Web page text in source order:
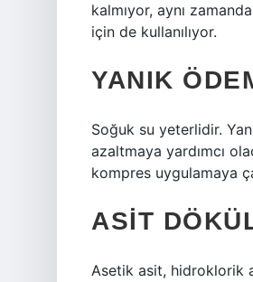
kalmıyor, aynı
için de kullanılıyor.
YANIK
Soğuk su yeterlidir.
azaltmaya yardımcı
kompres uygulamaya
ASIT
Asetik asit, hidroklorik